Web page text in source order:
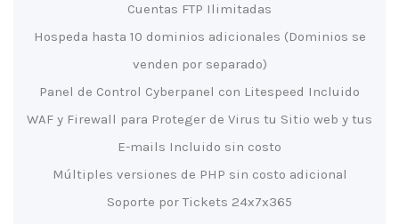
Cuentas FTP Ilimitadas
Hospeda hasta 10 dominios adicionales (Dominios se
venden por separado)
Panel de Control Cyberpanel con Litespeed Incluido
WAF y Firewall para Proteger de Virus tu Sitio web y tus
E-mails Incluido sin costo
Múltiples versiones de PHP sin costo adicional
Soporte por Tickets 24x7x365